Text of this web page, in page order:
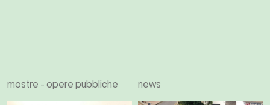
mostre - opere pubbliche news